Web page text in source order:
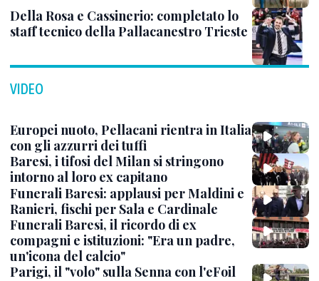
Della Rosa e Cassinerio: completato lo
staff tecnico della Pallacanestro Trieste
VIDEO
Europei nuoto, Pellacani rientra in Italia
con gli azzurri dei tuffi
Baresi, i tifosi del Milan si stringono
intorno al loro ex capitano
Funerali Baresi: applausi per Maldini e
Ranieri, fischi per Sala e Cardinale
Funerali Baresi, il ricordo di ex
compagni e istituzioni: "Era un padre,
un'icona del calcio"
Parigi, il "volo" sulla Senna con l'eFoil